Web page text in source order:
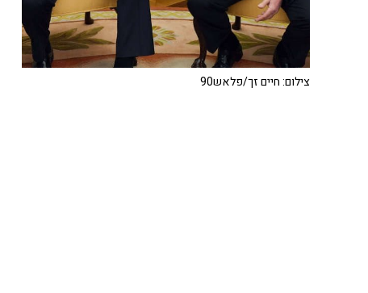
צילום: חיים זך/פלאש90